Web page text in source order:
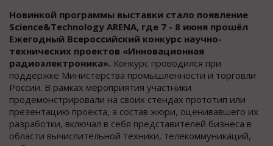
Новинкой программы выставки стало появление
Science&Technology ARENA, где 7 - 8 июня прошёл
Ежегодный Всероссийский конкурс научно-
технических проектов «Инновaционная
радиоэлектроника». Конкурс проводился при
поддержке Министерства промышленности и торговли
России. В рамках мероприятия участники
продемонстрировали на своих стендах прототип или
презентацию проекта, а состав жюри, оценивавшего их
разработки, включал в себя представителей бизнеса в
области вычислительной техники, телекоммуникаций,